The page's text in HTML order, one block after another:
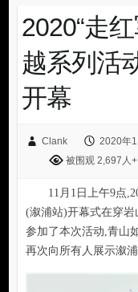
2020“走
越系列活
开幕
Clank 2020年
被围观 2,697人+
11月1日上午9点
(溆浦站)开幕式在穿
参加了本次活动,青山
再次向所有人展示溆